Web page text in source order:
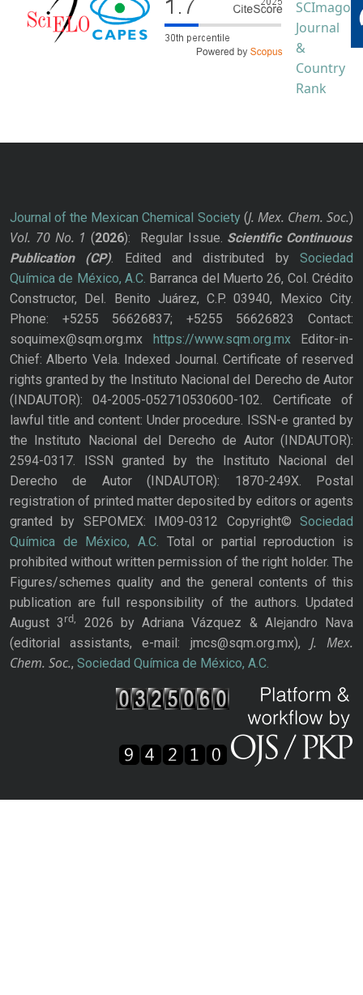
Journal of the Mexican Chemical Society(J. Mex. Chem. Soc.)
Vol. 70 No. 1 (2026): Regular Issue. Scientific Continuous
Publication
(CP). Edited and distributed bySociedad
Química de México, A.C. Barranca del Muerto 26, Col. Crédito
Constructor, Del. Benito Juárez, C.P. 03940, Mexico City.
Phone: +5255 56626837; +5255 56626823 Contact:
soquimex@sqm.org.mx https://www.sqm.org.mxEditor-in-
Chief: Alberto Vela. Indexed Journal. Certificate of reserved
rights granted by the Instituto Nacional del Derecho de Autor
(INDAUTOR): 04-2005-052710530600-102. Certificate of
lawful title and content: Under procedure. ISSN-e granted by
the Instituto Nacional del Derecho de Autor (INDAUTOR):
2594-0317. ISSN granted by the Instituto Nacional del
Derecho de Autor (INDAUTOR): 1870-249X. Postal
registration of printed matter deposited by editors or agents
granted by SEPOMEX: IM09-0312 Copyright© Sociedad
Química de México, A.C. Total or partial reproduction is
prohibited without written permission of the right holder. The
Figures/schemes quality and the general contents of this
publication are full responsibility of the authors. Updated
August 3rd,
2026 by Adriana Vázquez & Alejandro Nava
(editorial assistants, e-mail: jmcs@sqm.org.mx), J. Mex.
Chem. Soc., Sociedad Química de México, A.C.